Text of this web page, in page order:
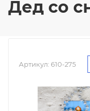
Дед со
Артикул: 610-275